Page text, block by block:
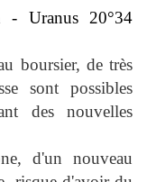
- Uranus 20°34
boursier, de très
sont possibles
des nouvelles
d'un nouveau